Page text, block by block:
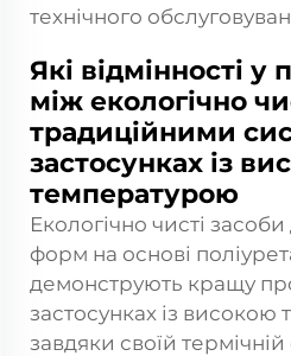
технічного
Які відмінності у
між екологічно
традиційними
застосунках із
температурою
Екологічно чисті
форм на основі
демонструють кращу
застосунках із
завдяки своїй термічній